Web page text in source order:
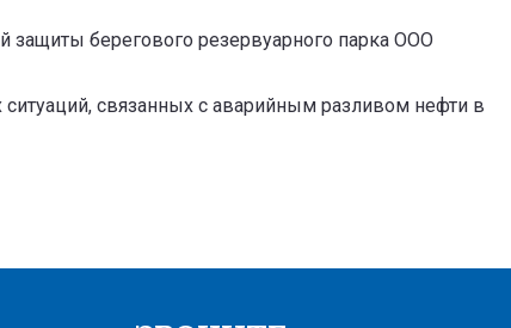
защиты берегового резервуарного парка ООО
связанных с аварийным разливом нефти в